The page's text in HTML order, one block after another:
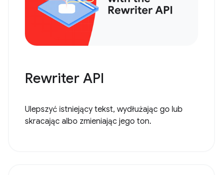
Rewriter API
Ulepszyć istniejący tekst, wydłużając go lub
skracając albo zmieniając jego ton.